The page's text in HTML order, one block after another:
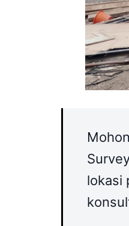
lokasi